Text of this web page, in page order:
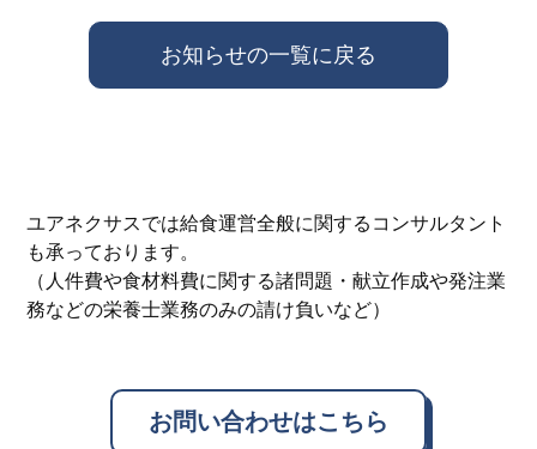
お知らせの一覧に戻る
ユアネクサスでは給食運営全般に関するコンサルタント
も承っております。
（人件費や食材料費に関する諸問題・献立作成や発注業
務などの栄養士業務のみの請け負いなど）
お問い合わせはこちら